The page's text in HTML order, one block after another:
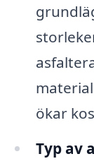
ökar
Typ av